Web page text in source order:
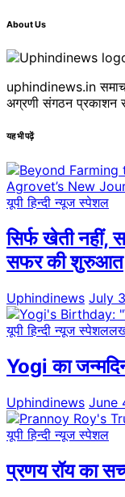
About Us
uphindinews.in
अग्रणी संगठन प्रकाशन
यह भी पढ़ें
यूपी हिन्दी न्यूज स्पेशल
सिर्फ खेती
सफर की शुरुआत
Uphindinews July
यूपी हिन्दी न्यूज स्पेशल
Yogi का
Uphindinews June
यूपी हिन्दी न्यूज स्पेशल
प्रणय रॉय का